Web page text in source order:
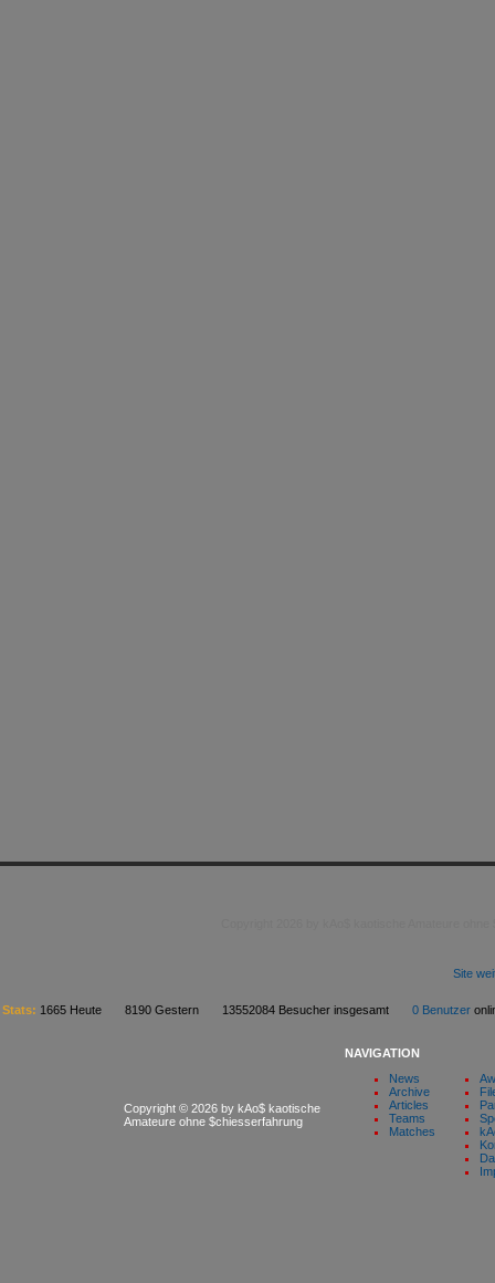
Site
Stats: 1665 Heute 8190 Gestern 13552084 Besucher insgesamt 0 Benutzer
Copyright © 2026 by kAo$ kaotische
Amateure ohne $chiesserfahrung
NAVIGATION
News
Archive
Articles
Teams
Matches